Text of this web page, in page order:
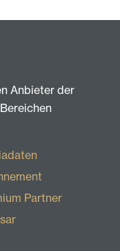
Anbieter der
Partner